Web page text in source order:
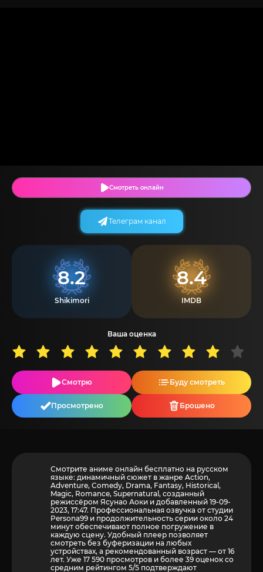
Смотреть онлайн
8.2
Shikimori
8.4
IMDB
Ваша оценка
Смотрю Буду смотреть
Просмотрено Брошено
Телеграм канал
Смотрите аниме онлайн бесплатно на русском
языке: динамичный сюжет в жанре Action,
Adventure, Comedy, Drama, Fantasy, Historical,
Magic, Romance, Supernatural, созданный
режиссёром Ясунао Аоки и добавленный 19-09-
2023, 17:47. Профессиональная озвучка от студии
Persona99 и продолжительность серии около 24
минут обеспечивают полное погружение в
каждую сцену. Удобный плеер позволяет
смотреть без буферизации на любых
устройствах, а рекомендованный возраст — от 16
лет. Уже 17 590 просмотров и более 39 оценок со
средним рейтингом 5/5 подтверждают